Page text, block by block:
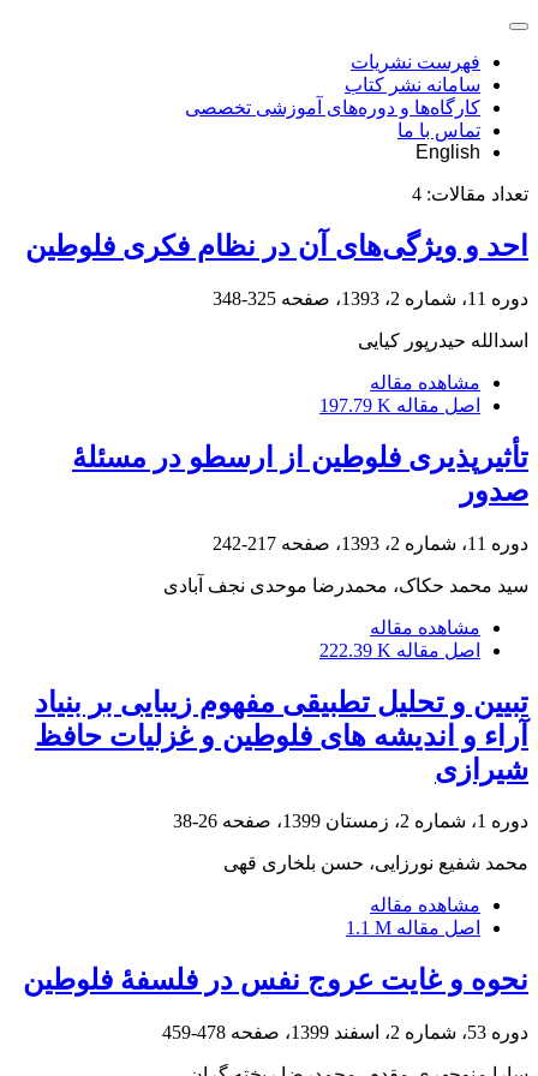
فهرست نشریات
سامانه نشر کتاب
کارگاه‌ها و دوره‌های آموزشی تخصصی
تماس با ما
English
تعداد مقالات: 4
احد و ویژگی‌های آن در نظام فکری فلوطین
دوره 11، شماره 2، 1393، صفحه 325-348
اسدالله حیدرپور کیایی
مشاهده مقاله
اصل مقاله 197.79 K
تأثیرپذیری فلوطین از ارسطو در مسئلۀ
صدور
دوره 11، شماره 2، 1393، صفحه 217-242
سید محمد حکاک، محمدرضا موحدی نجف آبادی
مشاهده مقاله
اصل مقاله 222.39 K
تبیین و تحلیل تطبیقی مفهوم زیبایی بر بنیاد
آراء و اندیشه های فلوطین و غزلیات حافظ
شیرازی
دوره 1، شماره 2، زمستان 1399، صفحه 26-38
محمد شفیع نورزایی، حسن بلخاری قهی
مشاهده مقاله
اصل مقاله 1.1 M
نحوه و غایت عروج نفس در فلسفۀ فلوطین
دوره 53، شماره 2، اسفند 1399، صفحه 478-459